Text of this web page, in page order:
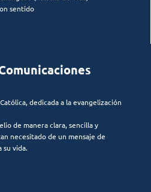
sentido
dedicada a la evangelización
de manera clara, sencilla y
necesitado de un mensaje de
su vida.